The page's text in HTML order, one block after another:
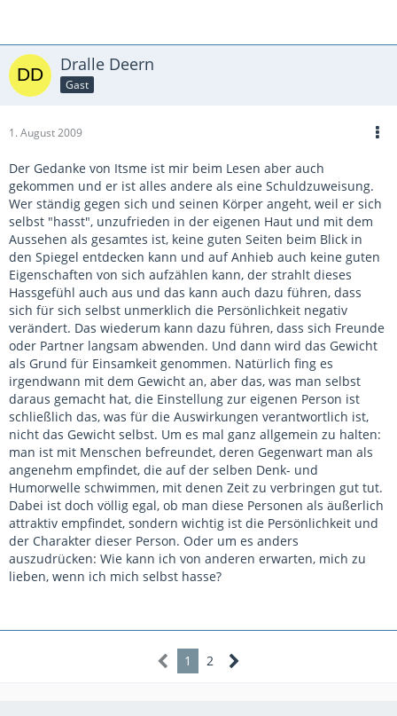
Dralle Deern
Gast
1. August 2009
Der Gedanke von Itsme ist mir beim Lesen aber auch
gekommen und er ist alles andere als eine Schuldzuweisung.
Wer ständig gegen sich und seinen Körper angeht, weil er sich
selbst "hasst", unzufrieden in der eigenen Haut und mit dem
Aussehen als gesamtes ist, keine guten Seiten beim Blick in
den Spiegel entdecken kann und auf Anhieb auch keine guten
Eigenschaften von sich aufzählen kann, der strahlt dieses
Hassgefühl auch aus und das kann auch dazu führen, dass
sich für sich selbst unmerklich die Persönlichkeit negativ
verändert. Das wiederum kann dazu führen, dass sich Freunde
oder Partner langsam abwenden. Und dann wird das Gewicht
als Grund für Einsamkeit genommen. Natürlich fing es
irgendwann mit dem Gewicht an, aber das, was man selbst
daraus gemacht hat, die Einstellung zur eigenen Person ist
schließlich das, was für die Auswirkungen verantwortlich ist,
nicht das Gewicht selbst. Um es mal ganz allgemein zu halten:
man ist mit Menschen befreundet, deren Gegenwart man als
angenehm empfindet, die auf der selben Denk- und
Humorwelle schwimmen, mit denen Zeit zu verbringen gut tut.
Dabei ist doch völlig egal, ob man diese Personen als äußerlich
attraktiv empfindet, sondern wichtig ist die Persönlichkeit und
der Charakter dieser Person. Oder um es anders
auszudrücken: Wie kann ich von anderen erwarten, mich zu
lieben, wenn ich mich selbst hasse?
1 2